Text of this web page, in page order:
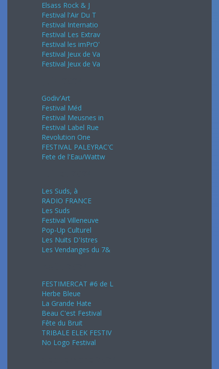
Elsass Rock & J
Festival l'Air Du T
Festival Internatio
Festival Les Extrav
Festival les imPrO'
Festival Jeux de Va
Festival Jeux de Va
Godiv'Art
Festival Méd
Festival Meusnes in
Festival Label Rue
Revolution One
FESTIVAL PALEYRAC'C
Fete de l'Eau/Wattw
Les Suds, à
RADIO FRANCE
Les Suds
Festival Villeneuve
Pop-Up Culturel
Les Nuits D'Istres
Les Vendanges du 7&
FESTIMERCAT #6 de L
Herbe Bleue
La Grande Hate
Beau C'est Festival
Fête du Bruit
TRIBALE ELEK FESTIV
No Logo Festival